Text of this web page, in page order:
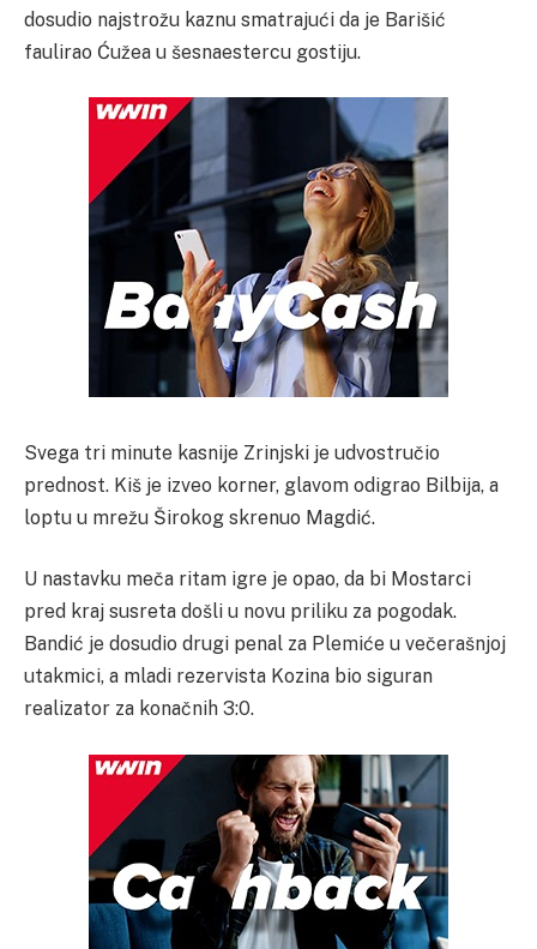
dosudio najstrožu kaznu smatrajući da je Barišić
faulirao Ćužea u šesnaestercu gostiju.
Svega tri minute kasnije Zrinjski je udvostručio
prednost. Kiš je izveo korner, glavom odigrao Bilbija, a
loptu u mrežu Širokog skrenuo Magdić.
U nastavku meča ritam igre je opao, da bi Mostarci
pred kraj susreta došli u novu priliku za pogodak.
Bandić je dosudio drugi penal za Plemiće u večerašnjoj
utakmici, a mladi rezervista Kozina bio siguran
realizator za konačnih 3:0.